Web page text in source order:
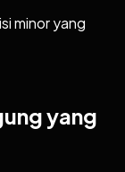
minor yang
yang